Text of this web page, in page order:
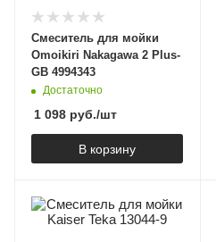
Смеситель для мойки
Omoikiri Nakagawa 2 Plus-
GB 4994343
Достаточно
1 098 руб./шт
В корзину